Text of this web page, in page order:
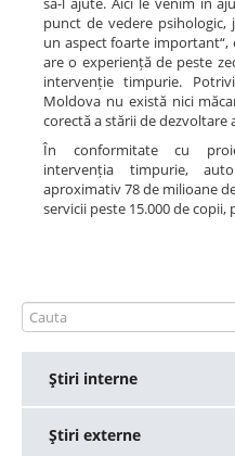
punct de vedere psihologic,
un aspect foarte important“,
are o experiență de peste
intervenție timpurie.
Moldova nu există nici
corectă a stării de dezvoltare
În conformitate cu
intervenția timpurie,
aproximativ 78 de milioane
servicii peste 15.000 de
Ştiri interne
Ştiri externe